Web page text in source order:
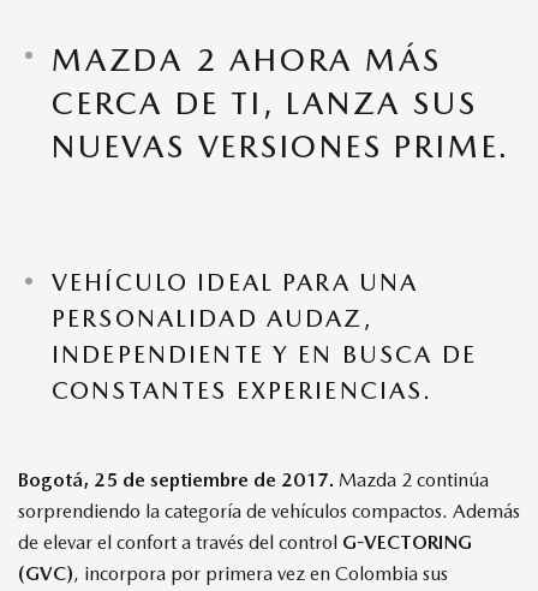
MAZDA 2 AHORA MÁS
CERCA DE TI, LANZA SUS
NUEVAS VERSIONES PRIME.
VEHÍCULO IDEAL PARA UNA
PERSONALIDAD AUDAZ,
INDEPENDIENTE Y EN BUSCA DE
CONSTANTES EXPERIENCIAS.
Bogotá, 25 de septiembre de 2017. Mazda 2 continúa
sorprendiendo la categoría de vehículos compactos. Además
de elevar el confort a través del control G-VECTORING
(GVC), incorpora por primera vez en Colombia sus